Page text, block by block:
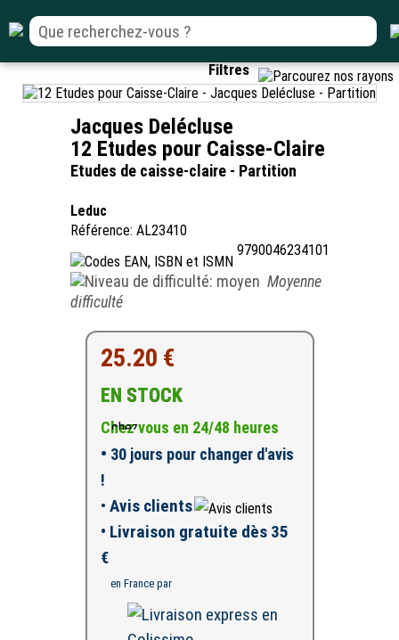
Filtres
Jacques Delécluse
12 Etudes pour Caisse-Claire
Etudes de caisse-claire - Partition
Leduc
Référence: AL23410
9790046234101
Moyenne
difficulté
25.20 €
EN STOCK
Chez vous en 24/48 heures
• 30 jours pour changer d'avis
!
• Avis clients
• Livraison gratuite dès 35
€
en France par